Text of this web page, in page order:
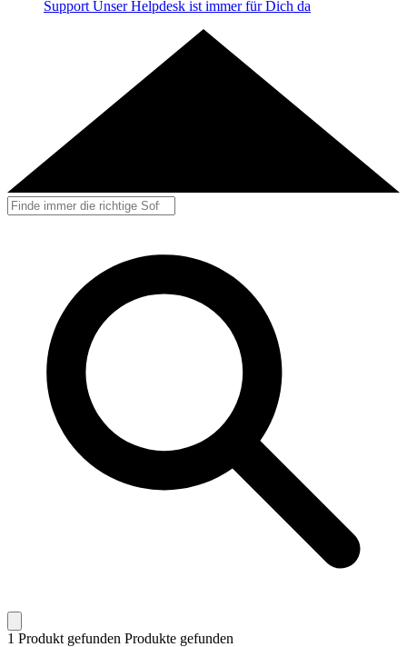
Support Unser Helpdesk ist immer für Dich da
1 Produkt gefunden Produkte gefunden